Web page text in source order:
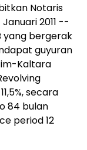
Notaris
2011 --
yang bergerak
guyuran
Kaltara
secara
84 bulan
period 12